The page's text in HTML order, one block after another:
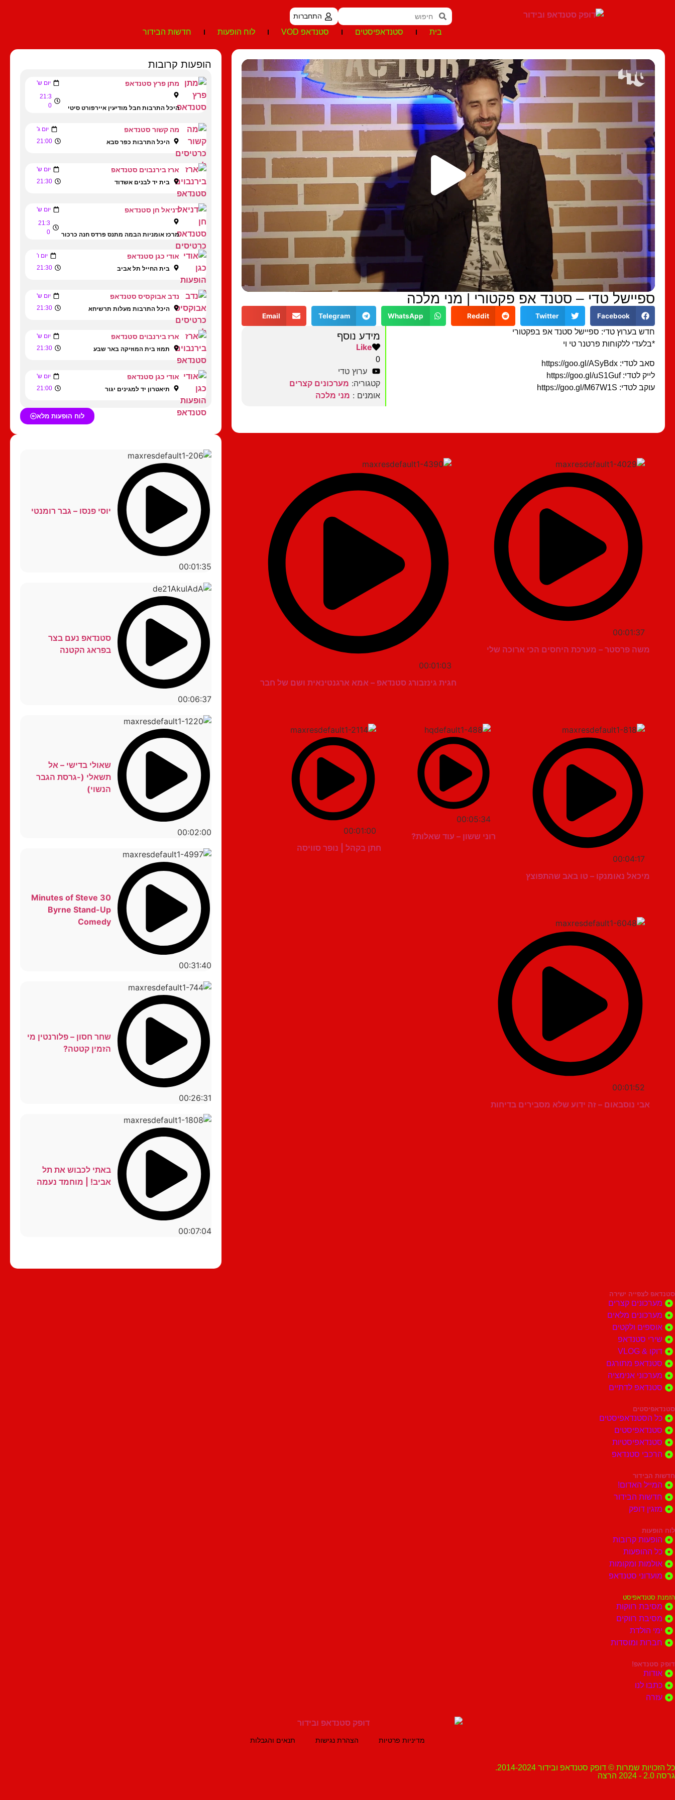
התחברות
בית סטנדאפיסטים סטנדאפ VOD לוח הופעות חדשות הבידור
ספיישל טדי – סטנד אפ פקטורי | מני מלכה
Facebook
Twitter
Reddit
WhatsApp
Telegram
Email
חדש בערוץ טדי: ספיישל סטנד אפ בפקטורי
*בלעדי ללקוחות פרטנר טי וי
סאב לטדי: https://goo.gl/ASyBdx
לייק לטדי: https://goo.gl/uS1Guf
עוקב לטדי: https://goo.gl/M67W1S
מידע נוסף
Like
0
ערוץ טדי
קטגוריה: מערכונים קצרים
אומנים : מני מלכה
00:01:37
משה פרסטר – מערכת היחסים הכי ארוכה שלי
00:01:03
חגית גינזבורג סטנדאפ – אמא ארגנטינאית ושם של חבר
00:04:17
מיכאל נאומנקו – טו באב שהתפוצץ
00:05:34
רוני ששון – עוד שאלות?
00:01:00
חתן בקהל | נופר סוויסה
00:01:52
אבי נוסבאום – זה ידוע שלא מסבירים בדיחות
הופעות קרובות
מתן פרץ סטנדאפ יום ש'
היכל התרבות חבל מודיעין איירפורט סיטי
21:3
0
מה קשור סטנדאפ יום ג'
היכל התרבות כפר סבא 21:00
ארז בירנבוים סטנדאפ יום ש'
בית יד לבנים אשדוד 21:30
דניאל חן סטנדאפ יום ש'
מרכז אומניות הבמה מתנס פרדס חנה כרכור
21:3
0
אודי כגן סטנדאפ יום ו'
בית החייל תל אביב 21:30
נדב אבוקסיס סטנדאפ יום ש'
היכל התרבות מעלות תרשיחא 21:30
ארז בירנבוים סטנדאפ יום ש'
תמוז בית המוזיקה באר שבע 21:30
אודי כגן סטנדאפ יום ש'
תיאטרון יד למגינים יגור 21:00
לוח הופעות מלא
00:01:35
יוסי פנסו – גבר רומנטי
00:06:37
סטנדאפ נעם בצר
בפראג הקטנה
00:02:00
שאולי בדישי – אל
תשאלי (-גרסת הגבר
הנשוי)
00:31:40
30 Minutes of Steve
Byrne Stand-Up
Comedy
00:26:31
שחר חסון – פלורנטין מי
הזמין קטטה?
00:07:04
באתי לכבוש את תל
אביב! | מוחמד נעמה
סטנדאפ לצפייה ישירה
מערכונים קצרים
מערכונים מלאים
אוספים ולקטים
שירי סטנדאפ
דוקו & VLOG
סטנדאפ מתורגם
מערכוני אנימציה
סטנדאפ לדתיים
סטנדאפיסטים
כל הסטנדאפיסטים
סטנדאפיסטים
סטנדאפיסטיות
הרכבי סטנדאפ
חדשות הבידור
המייל האדום!
חדשות הבידור
מזגין דופק
לוח הופעות
הופעות קרובות
כל ההופעות
אולמות ומקומות
מועדוני סטנדאפ
הזמנת סטנדאפיסט
מסיבת רווקות
מסיבת רווקים
ימי הולדת
חברות ומוסדות
דופק סטנדאפ!
אודות
כתבו לנו
עזרה
מדיניות פרטיות הצהרת נגישות תנאים והגבלות
כל הזכויות שמרות © דופק סטנדאפ ובידור 2014-2024.
גרסה 2.0 - 2024 הרצה